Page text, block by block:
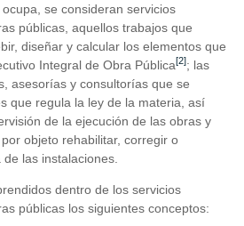
se consideran servicios
públicas, aquellos trabajos que
diseñar y calcular los elementos que
Integral de Obra Pública[2]; las
asesorías y consultorías que se
que regula la ley de la materia, así
de la ejecución de las obras y
objeto rehabilitar, corregir o
las instalaciones.
dentro de los servicios
públicas los siguientes conceptos: